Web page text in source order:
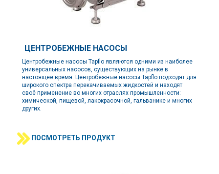
ЦЕНТРОБЕЖНЫЕ НАСОСЫ
Центробежные насосы Tapflo являются одними из наиболее
универсальных насосов, существующих на рынке в
настоящее время. Центробежные насосы Tapflo подходят для
широкого спектра перекачиваемых жидкостей и находят
своё применение во многих отраслях промышленности:
химической, пищевой, лакокрасочной, гальванике и многих
других.
ПОСМОТРЕТЬ ПРОДУКТ